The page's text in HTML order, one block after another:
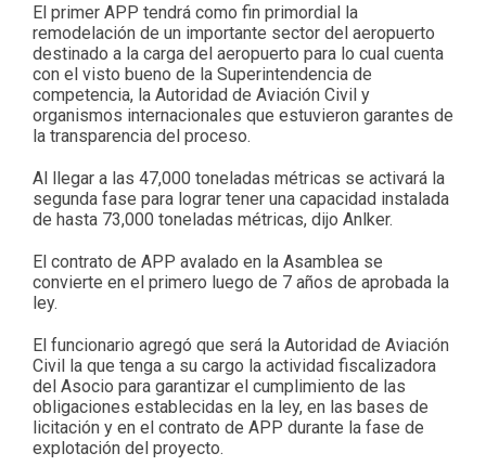
El primer APP tendrá como fin primordial la
remodelación de un importante sector del aeropuerto
destinado a la carga del aeropuerto para lo cual cuenta
con el visto bueno de la Superintendencia de
competencia, la Autoridad de Aviación Civil y
organismos internacionales que estuvieron garantes de
la transparencia del proceso.
Al llegar a las 47,000 toneladas métricas se activará la
segunda fase para lograr tener una capacidad instalada
de hasta 73,000 toneladas métricas, dijo Anlker.
El contrato de APP avalado en la Asamblea se
convierte en el primero luego de 7 años de aprobada la
ley.
El funcionario agregó que será la Autoridad de Aviación
Civil la que tenga a su cargo la actividad fiscalizadora
del Asocio para garantizar el cumplimiento de las
obligaciones establecidas en la ley, en las bases de
licitación y en el contrato de APP durante la fase de
explotación del proyecto.